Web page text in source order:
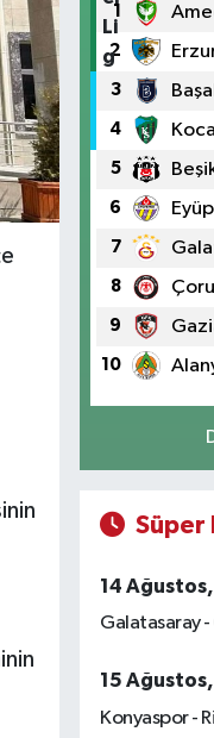
1
2
3
4
5
6
7
8
9
10
Süper
14
Galatasaray -
15
Konyaspor -